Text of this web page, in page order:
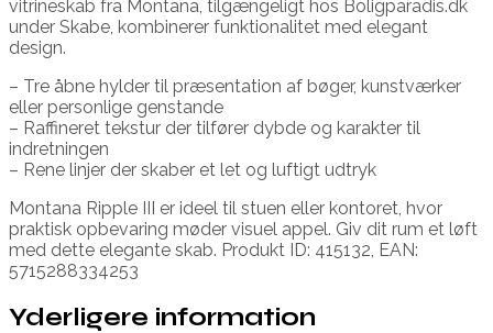
vitrineskab fra Montana, tilgængeligt hos Boligparadis.dk
under Skabe, kombinerer funktionalitet med elegant
design.
– Tre åbne hylder til præsentation af bøger, kunstværker
eller personlige genstande
– Raffineret tekstur der tilfører dybde og karakter til
indretningen
– Rene linjer der skaber et let og luftigt udtryk
Montana Ripple III er ideel til stuen eller kontoret, hvor
praktisk opbevaring møder visuel appel. Giv dit rum et løft
med dette elegante skab. Produkt ID: 415132, EAN:
5715288334253
Yderligere information